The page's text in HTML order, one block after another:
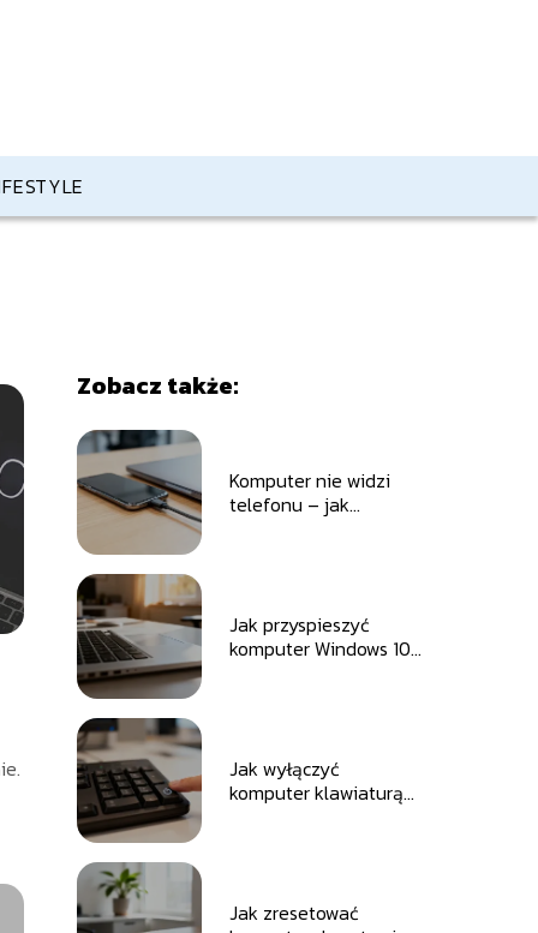
Zobacz także:
Komputer nie widzi
telefonu – jak
Jak przyspieszyć
komputer Windows 10?
Jak wyłączyć
komputer klawiaturą?
Jak zresetować